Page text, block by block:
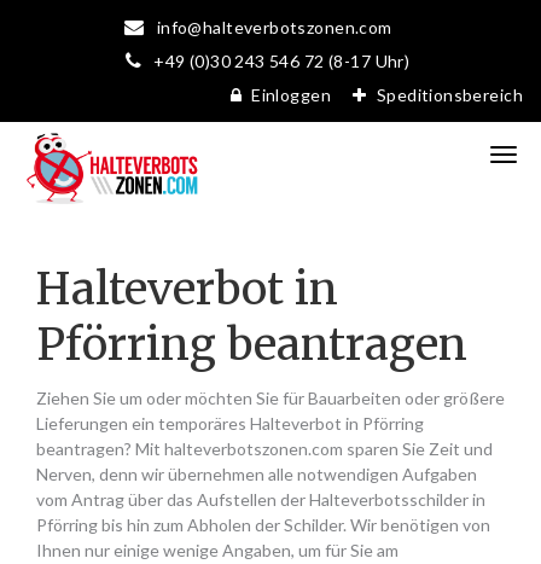
info@halteverbotszonen.com
+49 (0)30 243 546 72 (8-17 Uhr)
Einloggen
Speditionsbereich
Halteverbot in
Pförring beantragen
Ziehen Sie um oder möchten Sie für Bauarbeiten oder größere
Lieferungen ein temporäres Halteverbot in Pförring
beantragen? Mit halteverbotszonen.com sparen Sie Zeit und
Nerven, denn wir übernehmen alle notwendigen Aufgaben
vom Antrag über das Aufstellen der Halteverbotsschilder in
Pförring bis hin zum Abholen der Schilder. Wir benötigen von
Ihnen nur einige wenige Angaben, um für Sie am